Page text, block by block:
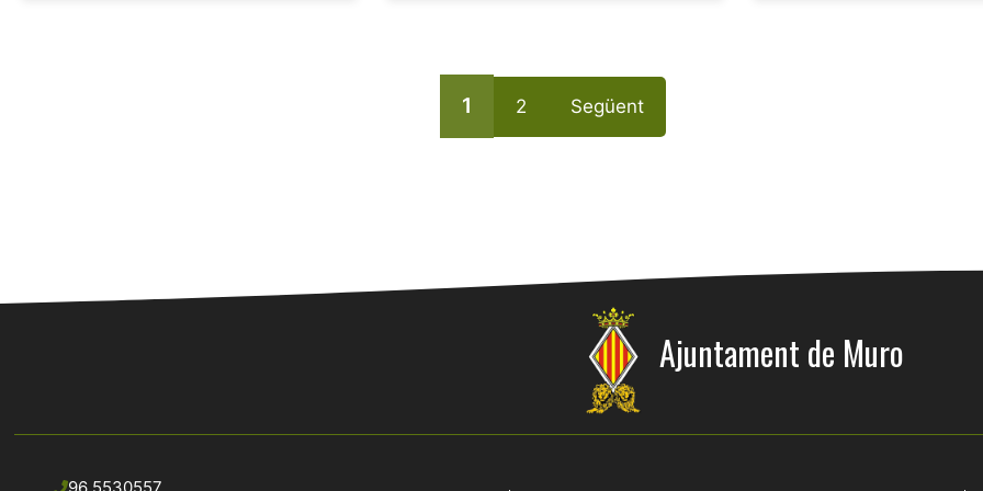
1 2 Següent
Ajuntament de Muro